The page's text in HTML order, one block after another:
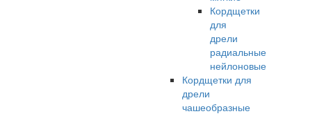
Кордщетки
для
дрели
радиальные
нейлоновые
Кордщетки для
дрели
чашеобразные